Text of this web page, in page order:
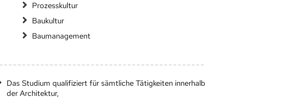
Prozesskultur
Baukultur
Baumanagement
Das Studium qualifiziert für sämtliche Tätigkeiten innerhalb
der Architektur,